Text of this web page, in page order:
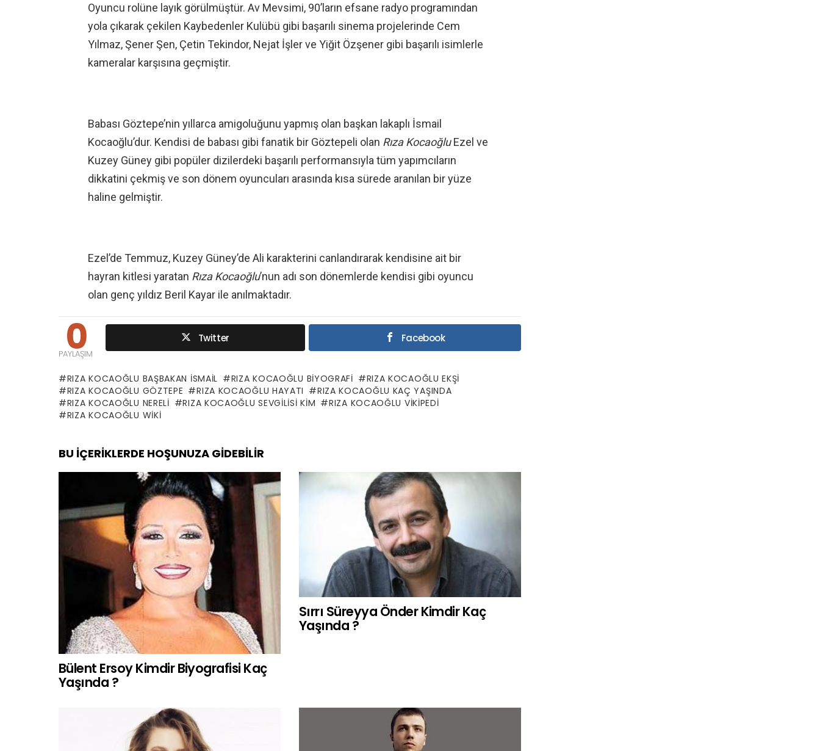
Oyuncu rolüne layık görülmüştür. Av Mevsimi, 90’ların efsane radyo programından
yola çıkarak çekilen Kaybedenler Kulübü gibi başarılı sinema projelerinde Cem
Yılmaz, Şener Şen, Çetin Tekindor, Nejat İşler ve Yiğit Özşener gibi başarılı isimlerle
kameralar karşısına geçmiştir.
Babası Göztepe’nin yıllarca amigoluğunu yapmış olan başkan lakaplı İsmail
Kocaoğlu’dur. Kendisi de babası gibi fanatik bir Göztepeli olan Rıza KocaoğluEzel ve
Kuzey Güney gibi popüler dizilerdeki başarılı performansıyla tüm yapımcıların
dikkatini çekmiş ve son dönem oyuncuları arasında kısa sürede aranılan bir yüze
haline gelmiştir.
Ezel’de Temmuz, Kuzey Güney’de Ali karakterini canlandırarak kendisine ait bir
hayran kitlesi yaratan Rıza Kocaoğlu’nun adı son dönemlerde kendisi gibi oyuncu
olan genç yıldız Beril Kayar ile anılmaktadır.
0
PAYLAŞIM
Twitter Facebook
RIZA KOCAOĞLU BAŞBAKAN ISMAIL RIZA KOCAOĞLU BIYOGRAFI
RIZA KOCAOĞLU EKŞI
RIZA KOCAOĞLU GÖZTEPE
RIZA KOCAOĞLU HAYATI
RIZA KOCAOĞLU KAÇ YAŞINDA
RIZA KOCAOĞLU NERELI
RIZA KOCAOĞLU SEVGILISI KIM
RIZA KOCAOĞLU VIKIPEDI
RIZA KOCAOĞLU WIKI
BU İÇERIKLERDE HOŞUNUZA GIDEBILIR
Bülent Ersoy Kimdir Biyografisi Kaç
Yaşında ?
Sırrı Süreyya Önder Kimdir Kaç
Yaşında ?